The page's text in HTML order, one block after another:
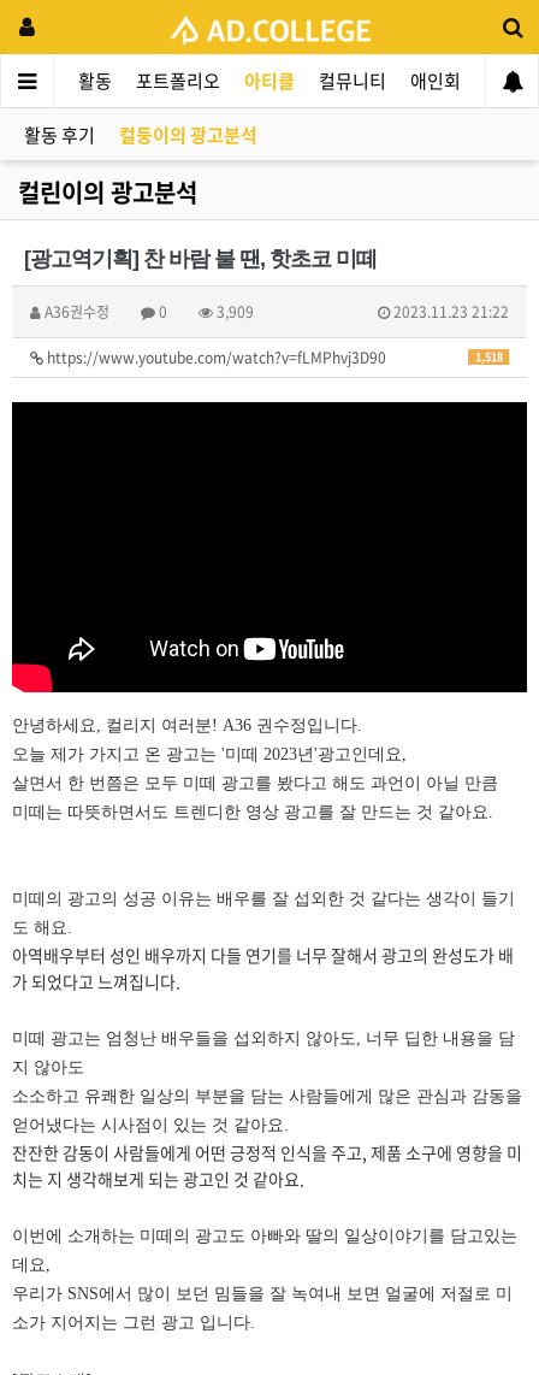
리지 활동 포트폴리오 아티클 컬뮤니티 애인회 신입
활동 후기 컬둥이의 광고분석
컬린이의 광고분석
[광고역기획] 찬 바람 불 땐, 핫초코 미떼
A36권수정 0 3,909 2023.11.23 21:22
1,518
https://www.youtube.com/watch?v=fLMPhvj3D90
안녕하세요, 컬리지 여러분! A36 권수정입니다.
오늘 제가 가지고 온 광고는 '미떼 2023년'광고인데요,
살면서 한 번쯤은 모두 미떼 광고를 봤다고 해도 과언이 아닐 만큼
미떼는 따뜻하면서도 트렌디한 영상 광고를 잘 만드는 것 같아요.
미떼의 광고의 성공 이유는 배우를 잘 섭외한 것 같다는 생각이 들기
도 해요.
아역배우부터 성인 배우까지 다들 연기를 너무 잘해서 광고의 완성도가 배
가 되었다고 느껴집니다.
미떼 광고는 엄청난 배우들을 섭외하지 않아도, 너무 딥한 내용을 담
지 않아도
소소하고 유쾌한 일상의 부분을 담는 사람들에게 많은 관심과 감동을
얻어냈다는 시사점이 있는 것 같아요.
잔잔한 감동이 사람들에게 어떤 긍정적 인식을 주고, 제품 소구에 영향을 미
치는 지 생각해보게 되는 광고인 것 같아요.
이번에 소개하는 미떼의 광고도 아빠와 딸의 일상이야기를 담고있는
데요,
우리가 SNS에서 많이 보던 밈들을 잘 녹여내 보면 얼굴에 저절로 미
소가 지어지는 그런 광고 입니다.